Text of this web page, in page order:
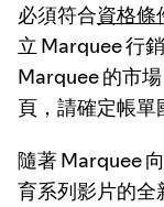
必須符合資格條
立 Marquee 行
Marquee 的市
頁，請確定帳單
隨著 Marquee
育系列影片的全